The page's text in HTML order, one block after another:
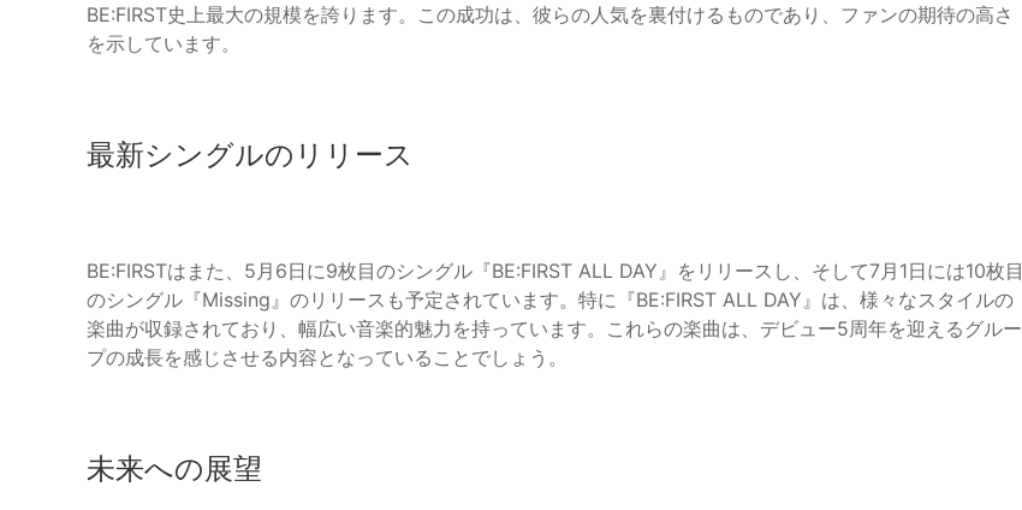
BE:FIRST史上最大の規模を誇ります。この成功は、彼らの人気を裏付けるものであり、ファンの期待の高さ
を示しています。
最新シングルのリリース
BE:FIRSTはまた、5月6日に9枚目のシングル『BE:FIRST ALL DAY』をリリースし、そして7月1日には10枚目
のシングル『Missing』のリリースも予定されています。特に『BE:FIRST ALL DAY』は、様々なスタイルの
楽曲が収録されており、幅広い音楽的魅力を持っています。これらの楽曲は、デビュー5周年を迎えるグルー
プの成長を感じさせる内容となっていることでしょう。
未来への展望